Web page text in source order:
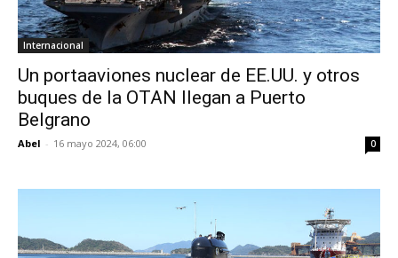
Internacional
Un portaaviones nuclear de EE.UU. y otros
buques de la OTAN llegan a Puerto
Belgrano
Abel - 16 mayo 2024, 06:00 0